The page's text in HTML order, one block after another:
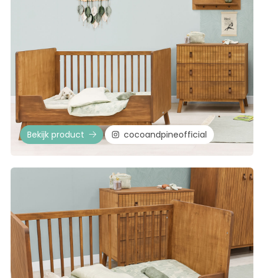
Bekijk product cocoandpineofficial